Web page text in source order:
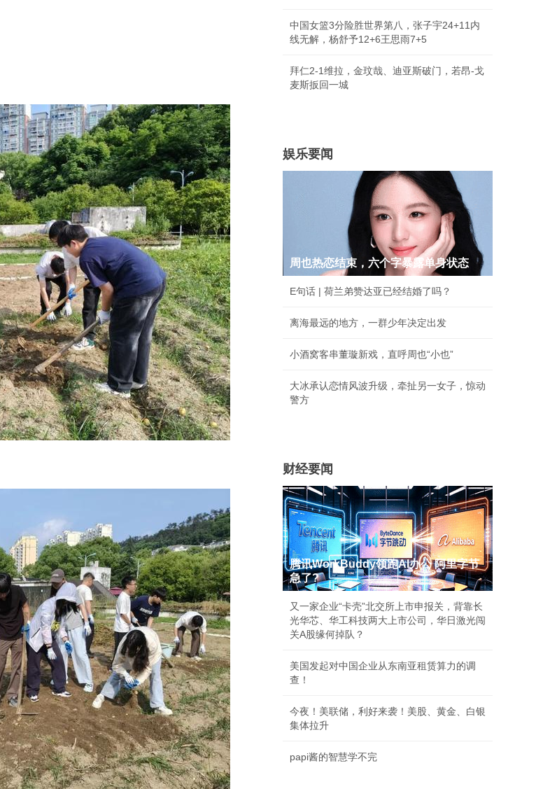
中国女篮3分险胜世界第八，张子宇24+11内
线无解，杨舒予12+6王思雨7+5
拜仁2-1维拉，金玟哉、迪亚斯破门，若昂-戈
麦斯扳回一城
娱乐要闻
周也热恋结束，六个字暴露单身状态
E句话 | 荷兰弟赞达亚已经结婚了吗？
离海最远的地方，一群少年决定出发
小酒窝客串董璇新戏，直呼周也“小也”
大冰承认恋情风波升级，牵扯另一女子，惊动
警方
财经要闻
腾讯WorkBuddy领跑AI办公 阿里字节
急了?
又一家企业“卡壳”北交所上市申报关，背靠长
光华芯、华工科技两大上市公司，华日激光闯
关A股缘何掉队？
美国发起对中国企业从东南亚租赁算力的调
查！
今夜！美联储，利好来袭！美股、黄金、白银
集体拉升
papi酱的智慧学不完